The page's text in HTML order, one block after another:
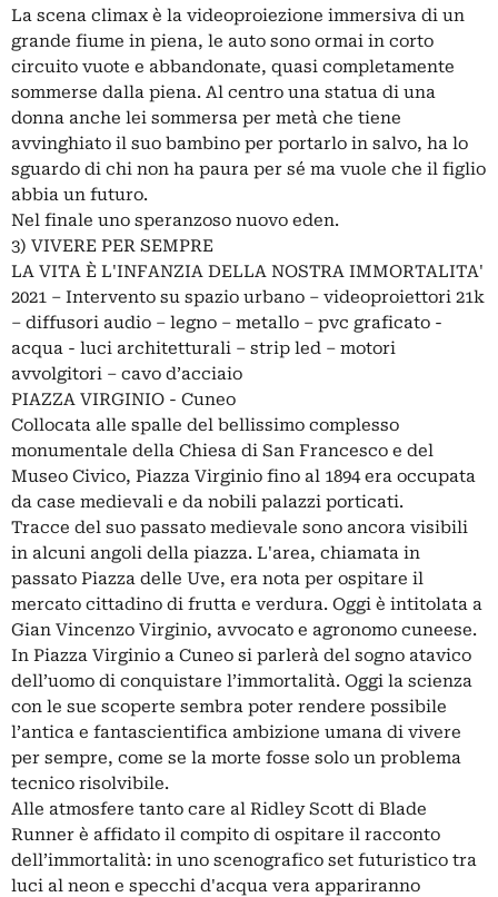
La scena climax è la videoproiezione immersiva di un
grande fiume in piena, le auto sono ormai in corto
circuito vuote e abbandonate, quasi completamente
sommerse dalla piena. Al centro una statua di una
donna anche lei sommersa per metà che tiene
avvinghiato il suo bambino per portarlo in salvo, ha lo
sguardo di chi non ha paura per sé ma vuole che il figlio
abbia un futuro.
Nel finale uno speranzoso nuovo eden.
3) VIVERE PER SEMPRE
LA VITA È L'INFANZIA DELLA NOSTRA IMMORTALITA'
2021 – Intervento su spazio urbano – videoproiettori 21k
– diffusori audio – legno – metallo – pvc graficato -
acqua - luci architetturali – strip led – motori
avvolgitori – cavo d’acciaio
PIAZZA VIRGINIO - Cuneo
Collocata alle spalle del bellissimo complesso
monumentale della Chiesa di San Francesco e del
Museo Civico, Piazza Virginio fino al 1894 era occupata
da case medievali e da nobili palazzi porticati.
Tracce del suo passato medievale sono ancora visibili
in alcuni angoli della piazza. L'area, chiamata in
passato Piazza delle Uve, era nota per ospitare il
mercato cittadino di frutta e verdura. Oggi è intitolata a
Gian Vincenzo Virginio, avvocato e agronomo cuneese.
In Piazza Virginio a Cuneo si parlerà del sogno atavico
dell’uomo di conquistare l’immortalità. Oggi la scienza
con le sue scoperte sembra poter rendere possibile
l’antica e fantascientifica ambizione umana di vivere
per sempre, come se la morte fosse solo un problema
tecnico risolvibile.
Alle atmosfere tanto care al Ridley Scott di Blade
Runner è affidato il compito di ospitare il racconto
dell’immortalità: in uno scenografico set futuristico tra
luci al neon e specchi d'acqua vera appariranno